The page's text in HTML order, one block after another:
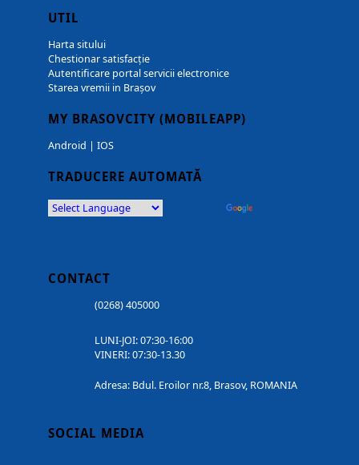
UTIL
Harta sitului
Chestionar satisfacție
Autentificare portal servicii electronice
Starea vremii in Brașov
MY BRASOVCITY (MOBILEAPP)
Android | IOS
TRADUCERE AUTOMATĂ
CONTACT
(0268) 405000
LUNI-JOI: 07:30-16:00
VINERI: 07:30-13.30
Adresa: Bdul. Eroilor nr.8, Brasov, ROMANIA
SOCIAL MEDIA